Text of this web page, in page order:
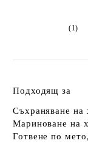
(1)
Подходящ за
Съхраняване на
Мариноване на
Готвене по